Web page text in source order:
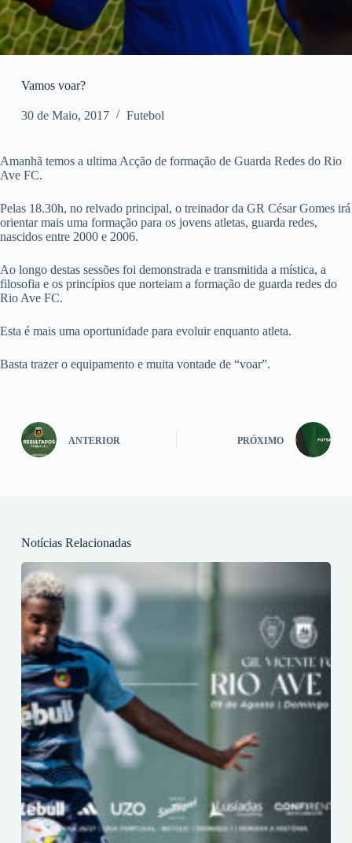
Vamos voar?
30 de Maio, 2017 Futebol
Amanhã temos a ultima Acção de formação de Guarda Redes do Rio
Ave FC.
Pelas 18.30h, no relvado principal, o treinador da GR César Gomes irá
orientar mais uma formação para os jovens atletas, guarda redes,
nascidos entre 2000 e 2006.
Ao longo destas sessões foi demonstrada e transmitida a mística, a
filosofia e os princípios que norteiam a formação de guarda redes do
Rio Ave FC.
Esta é mais uma oportunidade para evoluir enquanto atleta.
Basta trazer o equipamento e muita vontade de “voar”.
ANTERIOR PRÓXIMO
Notícias Relacionadas